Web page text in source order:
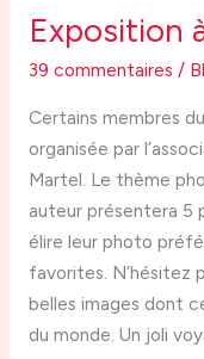
Exposition
39 commentaires /
Certains membres
organisée par
Martel. Le thème
auteur présentera 5
élire leur photo
favorites. N’hésitez
belles images dont
du monde. Un joli